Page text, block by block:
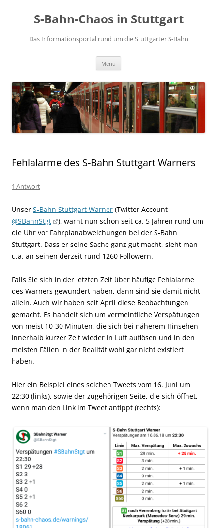
S-Bahn-Chaos in Stuttgart
Das Informationsportal rund um die Stuttgarter S-Bahn
Menü
Fehlalarme des S-Bahn Stuttgart Warners
1 Antwort
Unser S-Bahn Stuttgart Warner (Twitter Account
@SBahnStgt
), warnt nun schon seit ca. 5 Jahren rund um
die Uhr vor Fahrplanabweichungen bei der S-Bahn
Stuttgart. Dass er seine Sache ganz gut macht, sieht man
u.a. an seinen derzeit rund 1260 Followern.
Falls Sie sich in der letzten Zeit über häufige Fehlalarme
des Warners gewundert haben, dann sind sie damit nicht
allein. Auch wir haben seit April diese Beobachtungen
gemacht. Es handelt sich um vermeintliche Verspätungen
von meist 10-30 Minuten, die sich bei näherem Hinsehen
innerhalb kurzer Zeit wieder in Luft auflösen und in den
meisten Fällen in der Realität wohl gar nicht existiert
haben.
Hier ein Beispiel eines solchen Tweets vom 16. Juni um
22:30 (links), sowie der zugehörigen Seite, die sich öffnet,
wenn man den Link im Tweet antippt (rechts):